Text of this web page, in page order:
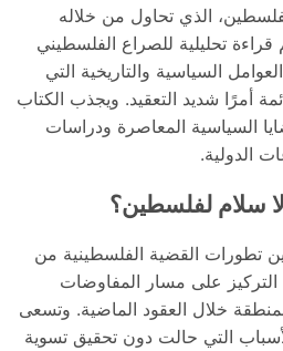
الذي تحاول من خلاله
قراءة تحليلية للصراع الفلسطيني
السياسية والتاريخية التي
أمرًا شديد التعقيد. ويجذب الكتاب
السياسية المعاصرة ودراسات
الدولية.
سلام لفلسطين؟
تطورات القضية الفلسطينية من
على مسار المفاوضات
خلال العقود الماضية. وتسعى
التي حالت دون تحقيق تسوية